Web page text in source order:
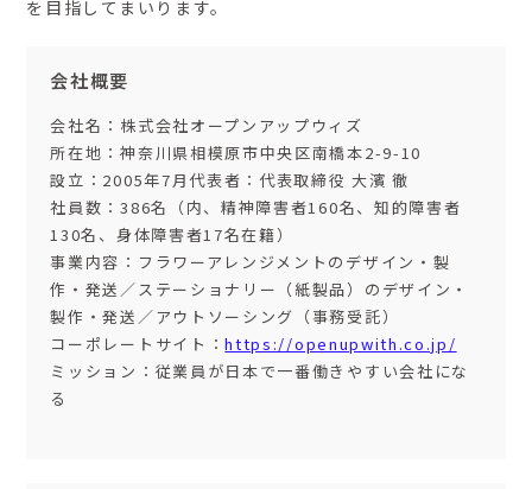
を目指してまいります。
会社概要
会社名：株式会社オープンアップウィズ
所在地：神奈川県相模原市中央区南橋本2-9-10
設立：2005年7月代表者：代表取締役 大濱 徹
社員数：386名（内、精神障害者160名、知的障害者
130名、身体障害者17名在籍）
事業内容：フラワーアレンジメントのデザイン‧製
作‧発送／ステーショナリー（紙製品）のデザイン‧
製作‧発送／アウトソーシング（事務受託）
コーポレートサイト：https://openupwith.co.jp/
ミッション：従業員が日本で一番働きやすい会社にな
る